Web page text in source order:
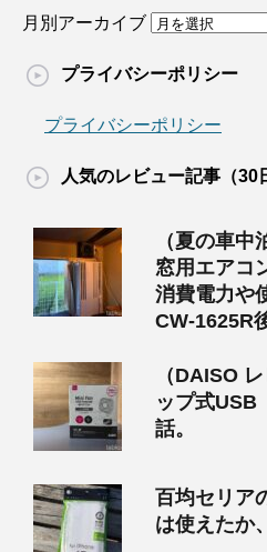
月別アーカイブ
プライバシーポリシー
プライバシーポリシー
人気のレビュー記事（30
（夏の車
窓用エアコ
消費電力や
CW-1625R
（DAISO
ップ式USB
話。
百均セリア
は使えたか